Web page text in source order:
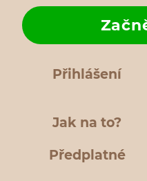
Přihlášení
Jak na to?
Předplatné